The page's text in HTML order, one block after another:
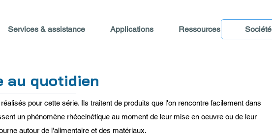
Services & assistance Applications Ressources Société
au quotidien
pour cette série. Ils traitent de produits que l'on rencontre facilement dans
un phénomène rhéocinétique au moment de leur mise en oeuvre ou de leur
autour de l'alimentaire et des matériaux.